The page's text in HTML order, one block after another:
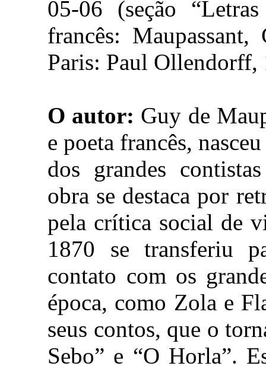
05-06 (seção
francês:
Paris: Paul Ollendorff,
O autor: Guy de
e poeta francês,
dos grandes
obra se destaca por
pela crítica social de
1870 se transferiu
contato com os
época, como Zola e
seus contos, que o
Sebo” e “O Horla”.